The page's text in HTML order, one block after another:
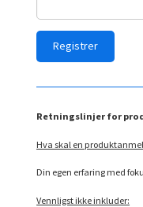
Retningslinjer for
Hva skal en
Din egen erfaring med
Vennligst ikke inkluder: